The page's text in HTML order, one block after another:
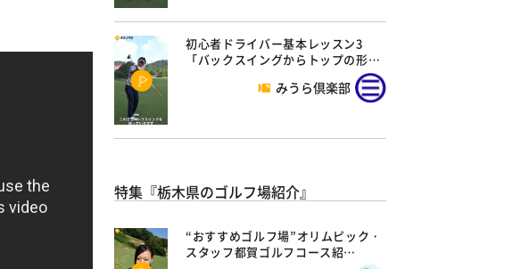
初心者ドライバー基本レッスン3
「バックスイングからトップの形…
みうら倶楽部
特集『栃木県のゴルフ場紹介』
“おすすめゴルフ場”オリムピック・
スタッフ都賀ゴルフコース紹…